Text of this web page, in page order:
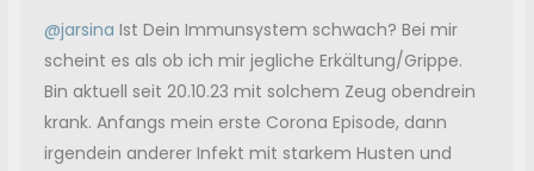
@jarsina Ist Dein Immunsystem schwach? Bei mir
scheint es als ob ich mir jegliche Erkältung/Grippe.
Bin aktuell seit 20.10.23 mit solchem Zeug obendrein
krank. Anfangs mein erste Corona Episode, dann
irgendein anderer Infekt mit starkem Husten und